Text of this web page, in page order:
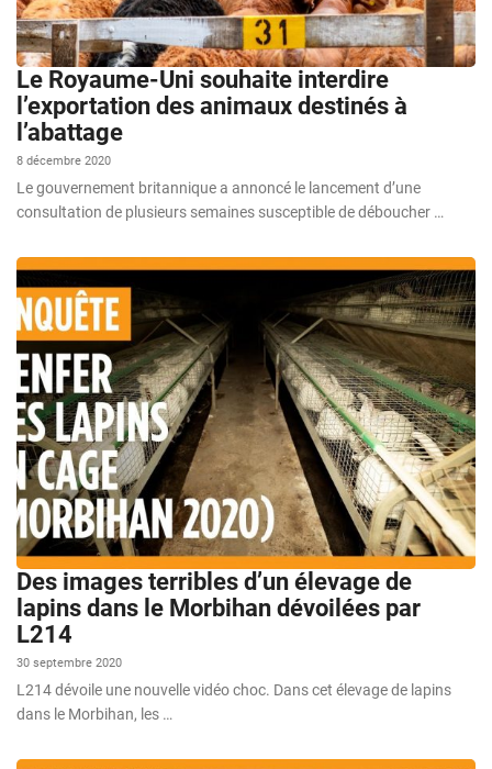
Le Royaume-Uni souhaite interdire
l’exportation des animaux destinés à
l’abattage
8 décembre 2020
Le gouvernement britannique a annoncé le lancement d’une
consultation de plusieurs semaines susceptible de déboucher …
Des images terribles d’un élevage de
lapins dans le Morbihan dévoilées par
L214
30 septembre 2020
L214 dévoile une nouvelle vidéo choc. Dans cet élevage de lapins
dans le Morbihan, les …